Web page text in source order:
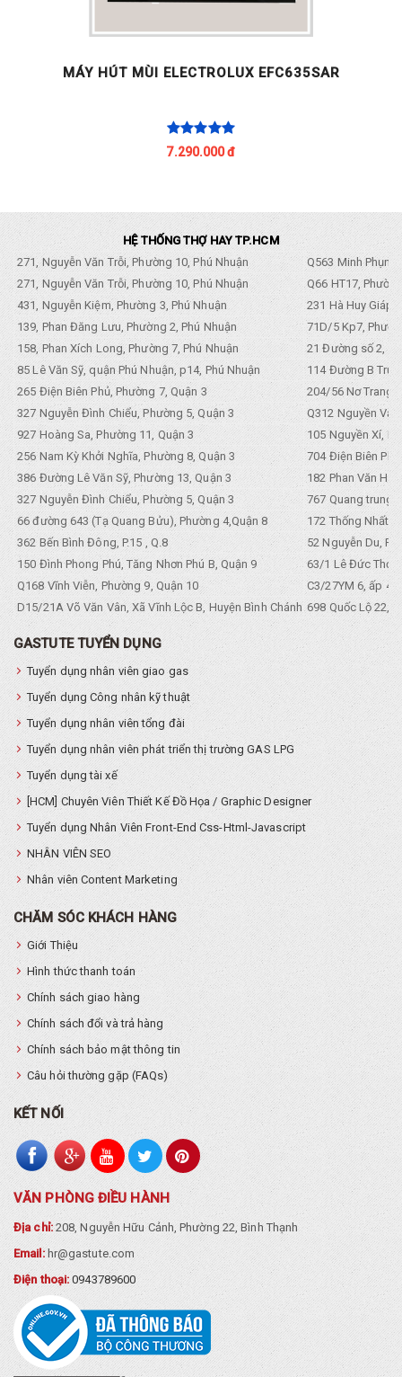
MÁY HÚT MÙI ELECTROLUX EFC635SAR
7.290.000 đ
HỆ THỐNG THỢ HAY TP.HCM
271, Nguyễn Văn Trỗi, Phường 10, Phú Nhuận
Q563 Minh
271, Nguyễn Văn Trỗi, Phường 10, Phú Nhuận
Q66 HT17,
431, Nguyễn Kiệm, Phường 3, Phú Nhuận
231 Hà Huy Giáp,
139, Phan Đăng Lưu, Phường 2, Phú Nhuận
71D/5 Kp7,
158, Phan Xích Long, Phường 7, Phú Nhuận
21 Đường số 2,
85 Lê Văn Sỹ, quận Phú Nhuận, p14, Phú Nhuận
114 Đường B
265 Điện Biên Phủ, Phường 7, Quận 3
204/56 Nơ Trang
327 Nguyễn Đình Chiểu, Phường 5, Quận 3
Q312 Nguyền
927 Hoàng Sa, Phường 11, Quận 3
105 Nguyền Xí,
256 Nam Kỳ Khởi Nghĩa, Phường 8, Quận 3
704 Điện Biên
386 Đường Lê Văn Sỹ, Phường 13, Quận 3
182 Phan Văn
327 Nguyễn Đình Chiểu, Phường 5, Quận 3
767 Quang trung,
66 đường 643 (Tạ Quang Bửu), Phường 4,Quận 8
172 Thống Nhất.
362 Bến Bình Đông, P.15 , Q.8
52 Nguyễn Du,
150 Đình Phong Phú, Tăng Nhơn Phú B, Quận 9
63/1 Lê Đức Thọ,
Q168 Vĩnh Viễn, Phường 9, Quận 10
C3/27YM 6, ấp 4,
D15/21A Võ Văn Vân, Xã Vĩnh Lộc B, Huyện Bình Chánh 698 Quốc Lộ 22,
GASTUTE TUYỂN DỤNG
Tuyển dụng nhân viên giao gas
Tuyển dụng Công nhân kỹ thuật
Tuyển dụng nhân viên tổng đài
Tuyển dụng nhân viên phát triển thị trường GAS LPG
Tuyển dụng tài xế
[HCM] Chuyên Viên Thiết Kế Đồ Họa / Graphic Designer
Tuyển dụng Nhân Viên Front-End Css-Html-Javascript
NHÂN VIÊN SEO
Nhân viên Content Marketing
CHĂM SÓC KHÁCH HÀNG
Giới Thiệu
Hình thức thanh toán
Chính sách giao hàng
Chính sách đổi và trả hàng
Chính sách bảo mật thông tin
Câu hỏi thường gặp (FAQs)
KẾT NỐI
VĂN PHÒNG ĐIỀU HÀNH
Địa chỉ:208, Nguyễn Hữu Cảnh, Phường 22, Bình Thạnh
Email: hr@gastute.com
Điện thoại:0943789600